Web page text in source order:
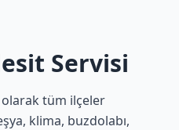
Servisi
olarak tüm ilçeler
klima, buzdolabı,